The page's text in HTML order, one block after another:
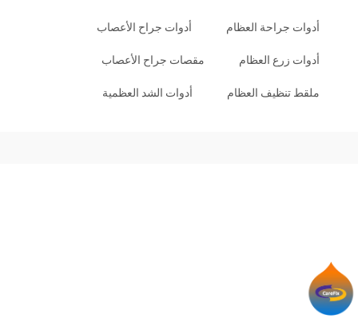
أدوات جراحة العظام أدوات جراح الأعصاب
أدوات زرع العظام مقصات جراح الأعصاب
ملقط تنظيف العظام أدوات الشد العظمية